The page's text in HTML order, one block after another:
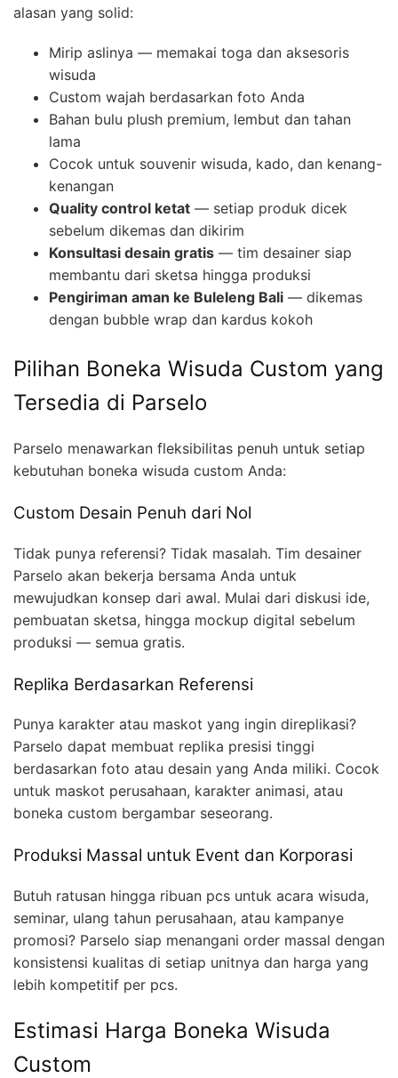
alasan yang solid:
Mirip aslinya — memakai toga dan aksesoris
wisuda
Custom wajah berdasarkan foto Anda
Bahan bulu plush premium, lembut dan tahan
lama
Cocok untuk souvenir wisuda, kado, dan kenang-
kenangan
Quality control ketat — setiap produk dicek
sebelum dikemas dan dikirim
Konsultasi desain gratis — tim desainer siap
membantu dari sketsa hingga produksi
Pengiriman aman ke Buleleng Bali — dikemas
dengan bubble wrap dan kardus kokoh
Pilihan Boneka Wisuda Custom yang
Tersedia di Parselo
Parselo menawarkan fleksibilitas penuh untuk setiap
kebutuhan boneka wisuda custom Anda:
Custom Desain Penuh dari Nol
Tidak punya referensi? Tidak masalah. Tim desainer
Parselo akan bekerja bersama Anda untuk
mewujudkan konsep dari awal. Mulai dari diskusi ide,
pembuatan sketsa, hingga mockup digital sebelum
produksi — semua gratis.
Replika Berdasarkan Referensi
Punya karakter atau maskot yang ingin direplikasi?
Parselo dapat membuat replika presisi tinggi
berdasarkan foto atau desain yang Anda miliki. Cocok
untuk maskot perusahaan, karakter animasi, atau
boneka custom bergambar seseorang.
Produksi Massal untuk Event dan Korporasi
Butuh ratusan hingga ribuan pcs untuk acara wisuda,
seminar, ulang tahun perusahaan, atau kampanye
promosi? Parselo siap menangani order massal dengan
konsistensi kualitas di setiap unitnya dan harga yang
lebih kompetitif per pcs.
Estimasi Harga Boneka Wisuda
Custom